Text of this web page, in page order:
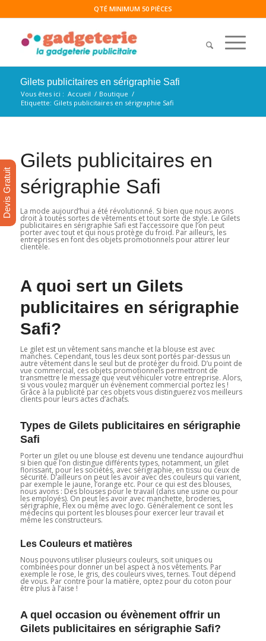
QTÉ MINIMUM 50 PIÈCES
Gilets publicitaires en sérigraphie Safi
Vous êtes ici : Accueil / Boutique /
Etiquette: Gilets publicitaires en sérigraphie Safi
Gilets publicitaires en
sérigraphie Safi
La mode aujourd’hui a été révolutionné. Si bien que nous avons
droit à toutes sortes de vêtements et tout sorte de style. Le Gilets
publicitaires en sérigraphie Safi est l’accessoire que l’on peut
porter avec tout et qui nous protège du froid. Par ailleurs, les
entreprises en font des objets promotionnels pour attirer leur
clientèle.
A quoi sert un Gilets
publicitaires en sérigraphie
Safi?
Le gilet est un vêtement sans manche et la blouse est avec
manches. Cependant, tous les deux sont portés par-dessus un
autre vêtement dans le seul but de protéger du froid. D’u point de
vue commercial, ces objets promotionnels permettront de
transmettre le message que veut véhiculer votre entreprise. Alors,
si vous voulez marquer un évènement commercial portez les !
Grâce à la publicité par ces objets vous distinguerez vos meilleurs
clients pour leurs actes d’achats.
Types de Gilets publicitaires en sérigraphie
Safi
Porter un gilet ou une blouse est devenu une tendance aujourd’hui
si bien que l’on distingue différents types, notamment, un gilet
florissant, pour les sociétés, avec sérigraphie, en tissu ou ceux de
sécurité. D’ailleurs on peut les avoir avec des couleurs qui varient,
par exemple le jaune, l’orange etc. Pour ce qui est des blouses,
nous avons : Des blouses pour le travail (dans une usine ou pour
les employés). On peut les avoir avec manchette, broderies,
sérigraphie, Flex ou même avec logo. Généralement ce sont les
médecins qui portent les blouses pour exercer leur travail et
même les constructeurs.
Les Couleurs et matières
Nous pouvons utiliser plusieurs couleurs, soit uniques ou
combinées pour donner un bel aspect à nos vêtements. Par
exemple le rose, le gris, des couleurs vives, ternes. Tout dépend
de vous. Par contre pour la matière, optez pour du coton pour
être plus à l’aise !
A quel occasion ou évènement offrir un
Gilets publicitaires en sérigraphie Safi?
Devis Gratuit